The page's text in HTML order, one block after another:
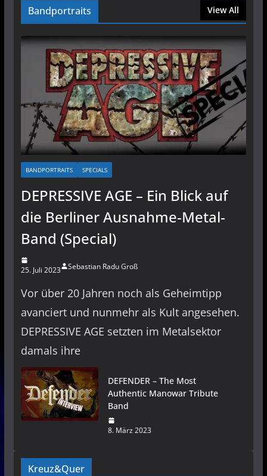
Bandportraits View All
BANDPORTRAITS SPECIALS
DEPRESSIVE AGE – Ein Blick auf
die Berliner Ausnahme-Metal-
Band (Special)
25. Juli 2023 Sebastian Radu Groß
Vor über 20 Jahren noch als Geheimtipp
avanciert und nunmehr als Kult angesehen.
DEPRESSIVE AGE setzten im Metalsektor
damals ihre
DEFENDER – The Most
Authentic Manowar Tribute
Band
8. März 2023
Kreuz&Quer